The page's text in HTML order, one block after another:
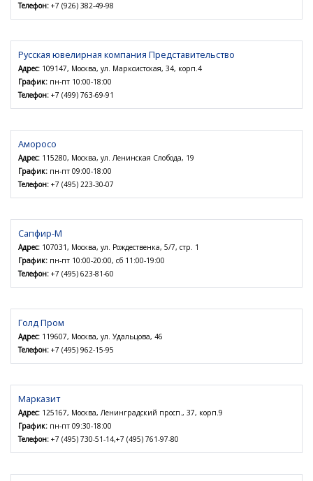
Телефон: +7 (926) 382-49-98
Русская ювелирная компания Представительство
Адрес: 109147, Москва, ул. Марксистская, 34, корп.4
График: пн-пт 10:00-18:00
Телефон: +7 (499) 763-69-91
Аморосо
Адрес: 115280, Москва, ул. Ленинская Слобода, 19
График: пн-пт 09:00-18:00
Телефон: +7 (495) 223-30-07
Сапфир-М
Адрес: 107031, Москва, ул. Рождественка, 5/7, стр. 1
График: пн-пт 10:00-20:00, сб 11:00-19:00
Телефон: +7 (495) 623-81-60
Голд Пром
Адрес: 119607, Москва, ул. Удальцова, 46
Телефон: +7 (495) 962-15-95
Марказит
Адрес: 125167, Москва, Ленинградский просп., 37, корп.9
График: пн-пт 09:30-18:00
Телефон: +7 (495) 730-51-14,+7 (495) 761-97-80